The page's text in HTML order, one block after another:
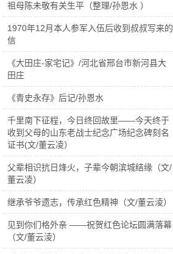
祖母陈未敬有关生平（整理/孙恩水 ）
1970年12月本人参军入伍后收到叔叔写来的
信
《大田庄-家宅记》/河北省邢台市新河县大
田庄
《青史永存》后记/孙恩水
千里南下征程，今日终回故里——今天终于
收到父母的山东老战士纪念广场纪念碑刻名
证书(文/董云凌）
父辈相识抗日烽火，子辈今朝滨城结缘（文/
董云凌）
继承爷爷遗志，传承红色精神（文/董云淩）
见到你们格外亲 ——祝贺红色论坛圆满落幕
（文/董云淩）